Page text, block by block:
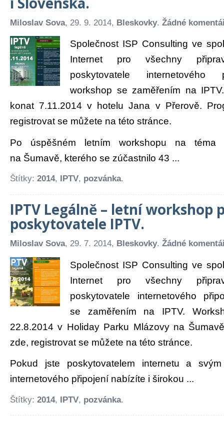
Miloslav Sova, 29. 9. 2014, Bleskovky. Žádné
Společnost ISP Consulting ve
Internet pro všechny
poskytovatele internetového
workshop se zaměřením na
konat 7.11.2014 v hotelu Jana v Přerově.
registrovat se můžete na této stránce.
Po úspěšném letním workshopu na téma
na Šumavě, kterého se zúčastnilo 43 ...
Štítky: 2014, IPTV, pozvánka.
IPTV Legálně – letní workshop
poskytovatele IPTV.
Miloslav Sova, 29. 7. 2014, Bleskovky. Žádné
Společnost ISP Consulting ve
Internet pro všechny
poskytovatele internetového
se zaměřením na IPTV.
22.8.2014 v Holiday Parku Mlázovy na
zde, registrovat se můžete na této stránce.
Pokud jste poskytovatelem internetu a
internetového připojení nabízíte i širokou ...
Štítky: 2014, IPTV, pozvánka.